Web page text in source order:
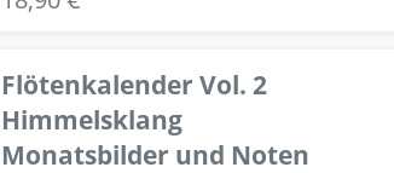
Flötenkalender Vol. 2
Himmelsklang
Monatsbilder und Noten